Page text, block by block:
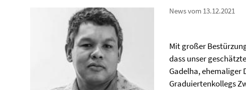
News vom 13.12.2021
Mit großer
dass unser
Gadelha,
Graduiertenkollegs